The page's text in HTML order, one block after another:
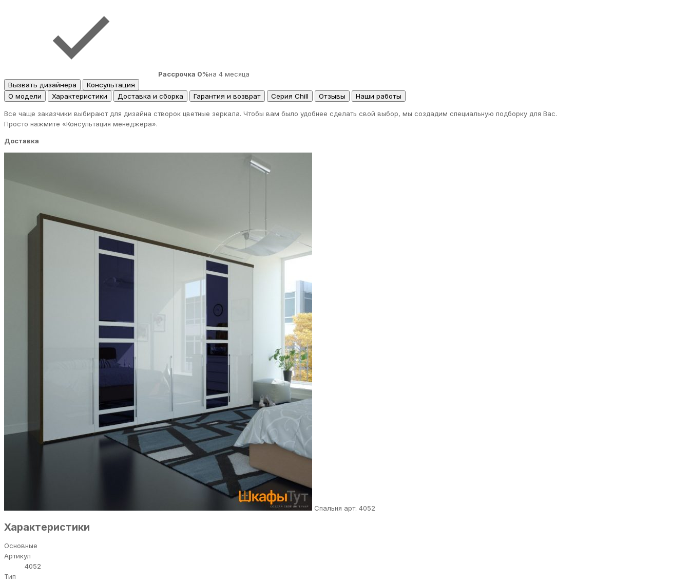
Рассрочка 0%на 4 месяца
Вызвать дизайнера
Консультация
О модели
Характеристики Доставка и сборка Гарантия и возврат Серия Chill Отзывы Наши работы
Все чаще заказчики выбирают для дизайна створок цветные зеркала. Чтобы вам было удобнее сделать свой выбор, мы создадим специальную подборку для Вас.
Просто нажмите «Консультация менеджера».
Доставка
Спальня арт. 4052
Характеристики
Основные
Артикул
4052
Тип